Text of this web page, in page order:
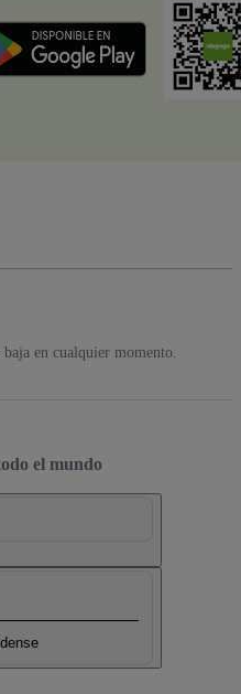
en cualquier momento.
el mundo